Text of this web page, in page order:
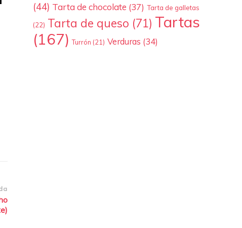
(44) Tarta de chocolate (37) Tarta de galletas
(22) Tarta de queso (71) Tartas
(167) Turrón (21) Verduras (34)